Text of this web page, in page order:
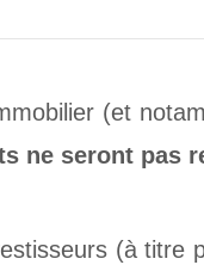
(et
ne seront pas
(à titre